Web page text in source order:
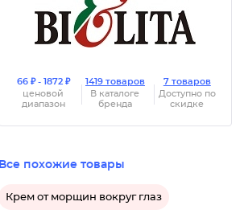
66 ₽ - 1872 ₽
ценовой
диапазон
1419 товаров
В каталоге
бренда
7 товаров
Доступно по
скидке
Все похожие товары
Крем от морщин вокруг глаз